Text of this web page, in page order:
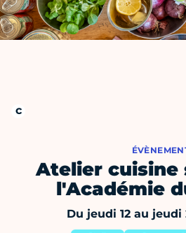
Atelier cuisine
l'Académie
Du jeudi 12 au jeudi